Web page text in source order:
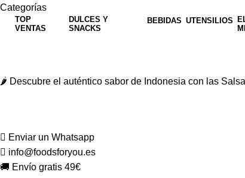
Categorías
TOP
VENTAS
DULCES Y
SNACKS
BEBIDAS UTENSILIOS
🌶️ Descubre el auténtico sabor de Indonesia con las
Enviar un Whatsapp
info@foodsforyou.es
🚚 Envío gratis 49€